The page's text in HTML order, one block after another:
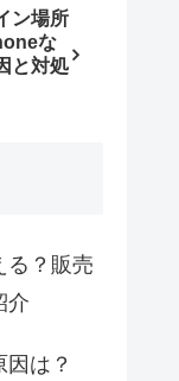
ン場所
な
と対処
る？販売
介
は？